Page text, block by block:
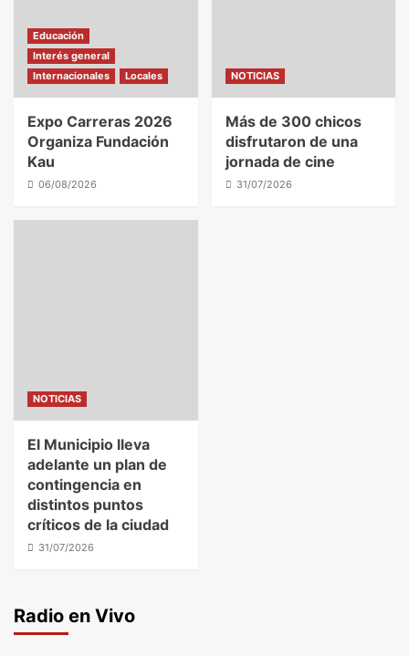
Educación
Interés general
Internacionales
Locales
Expo Carreras 2026
Organiza Fundación
Kau
06/08/2026
NOTICIAS
Más de 300 chicos
disfrutaron de una
jornada de cine
31/07/2026
NOTICIAS
El Municipio lleva
adelante un plan de
contingencia en
distintos puntos
críticos de la ciudad
31/07/2026
Radio en Vivo